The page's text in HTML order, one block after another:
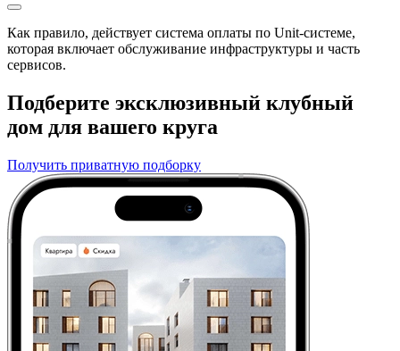
Как правило, действует система оплаты по Unit-системе,
которая включает обслуживание инфраструктуры и часть
сервисов.
Подберите эксклюзивный клубный
дом для вашего круга
Получить приватную подборку